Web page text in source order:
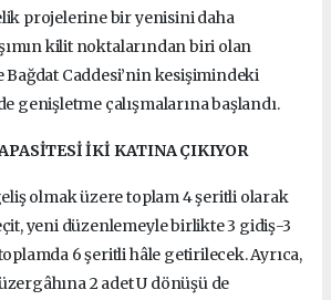
projelerine bir yenisini daha
kilit noktalarından biri olan
Bağdat Caddesi’nin kesişimindeki
genişletme çalışmalarına başlandı.
İKİ KATINA ÇIKIYOR
olmak üzere toplam 4 şeritli olarak
yeni düzenlemeyle birlikte 3 gidiş-3
6 şeritli hâle getirilecek. Ayrıca,
2 adet U dönüşü de